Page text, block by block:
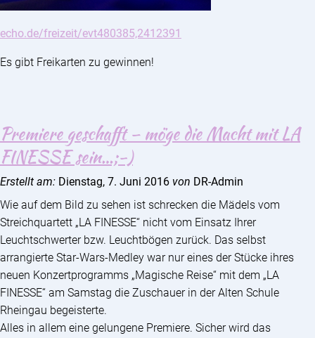
echo.de/freizeit/evt480385,2412391
Es gibt Freikarten zu gewinnen!
Premiere geschafft – möge die Macht mit LA
FINESSE sein…;-)
Erstellt am: Dienstag, 7. Juni 2016 von DR-Admin
Wie auf dem Bild zu sehen ist schrecken die Mädels vom
Streichquartett „LA FINESSE“ nicht vom Einsatz Ihrer
Leuchtschwerter bzw. Leuchtbögen zurück. Das selbst
arrangierte Star-Wars-Medley war nur eines der Stücke ihres
neuen Konzertprogramms „Magische Reise“ mit dem „LA
FINESSE“ am Samstag die Zuschauer in der Alten Schule
Rheingau begeisterte.
Alles in allem eine gelungene Premiere. Sicher wird das